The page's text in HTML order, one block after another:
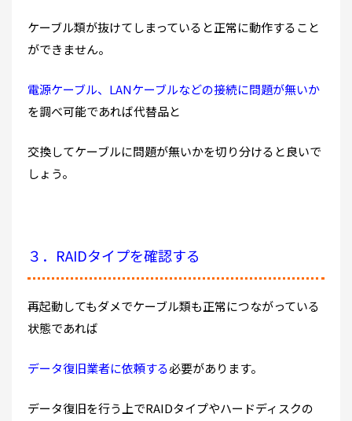
ケーブル類が抜けてしまっていると正常に動作すること
ができません。
電源ケーブル、LANケーブルなどの接続に問題が無いか
を調べ可能であれば代替品と
交換してケーブルに問題が無いかを切り分けると良いで
しょう。
３．RAIDタイプを確認する
再起動してもダメでケーブル類も正常につながっている
状態であれば
データ復旧業者に依頼する必要があります。
データ復旧を行う上でRAIDタイプやハードディスクの